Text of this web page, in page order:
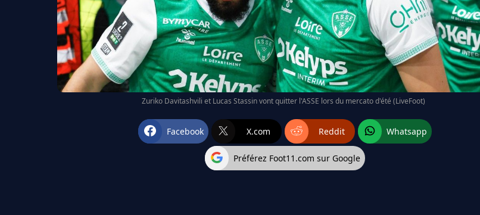
Zuriko Davitashvili et Lucas Stassin vont quitter l'ASSE lors du mercato d'été (LiveFoot)
Facebook X.com Reddit Whatsapp
Préférez Foot11.com sur Google